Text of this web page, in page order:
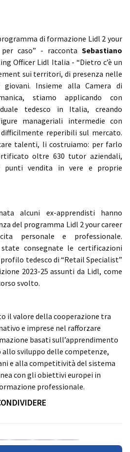
di formazione Lidl 2 your
caso” - racconta Sebastiano
Officer Lidl Italia - “Dietro c’è un
sui territori, di presenza nelle
Insieme alla Camera di
stiamo applicando con
tedesco in Italia, creando
manageriali intermedie con
reperibili sul mercato.
talenti, li costruiamo: per farlo
oltre 630 tutor aziendali,
punti vendita in vere e proprie
alcuni ex-apprendisti hanno
del programma Lidl 2 your career
personale e professionale.
state consegnate le certificazioni
tedesco di “Retail Specialist”
2023-25 assunti da Lidl, come
svolto.
il valore della cooperazione tra
e imprese nel rafforzare
basati sull’apprendimento
sviluppo delle competenze,
e alla competitività del sistema
con gli obiettivi europei in
professionale.
Facebook
su LinkedIn
Condividi su XCondividi su XingCopia URL negli